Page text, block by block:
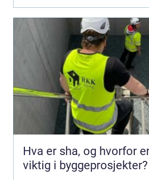
Hva er sha, og hvorfor
viktig i byggeprosjekter?